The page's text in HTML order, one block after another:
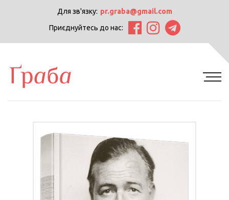
Для зв'язку: pr.graba@gmail.com
Приєднуйтесь до нас: